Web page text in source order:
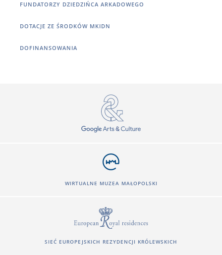
FUNDATORZY DZIEDZIŃCA ARKADOWEGO
DOTACJE ZE ŚRODKÓW MKIDN
DOFINANSOWANIA
WIRTUALNE MUZEA MAŁOPOLSKI
SIEĆ EUROPEJSKICH REZYDENCJI KRÓLEWSKICH